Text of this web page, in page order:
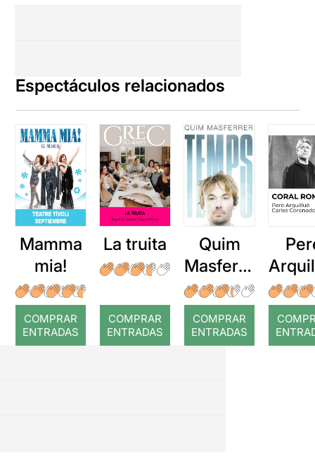
Espectáculos relacionados
Mamma
mia!
COMPRAR
ENTRADAS
La truita
COMPRAR
ENTRADAS
Quim
Masferre
r: Temps
COMPRAR
ENTRADAS
: